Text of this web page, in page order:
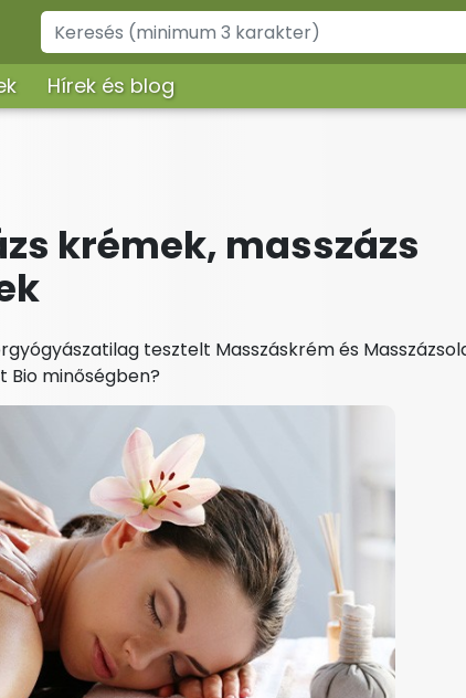
Hírek és blog
krémek, masszázs
tesztelt Masszáskrém és
minőségben?